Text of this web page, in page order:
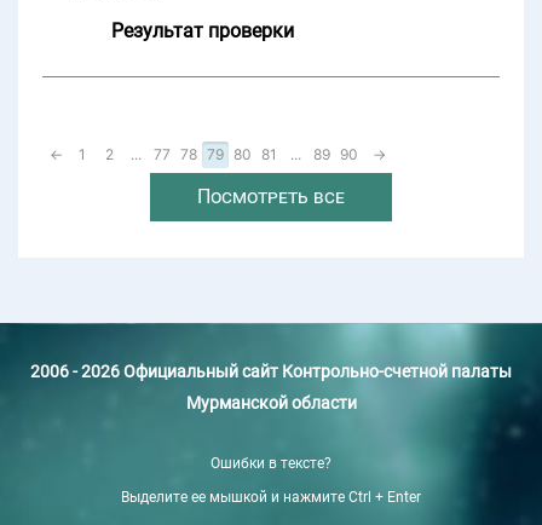
Результат проверки
← 1 2 ... 77 78 79 80 81 ... 89 90 →
Посмотреть все
2006 - 2026 Официальный сайт Контрольно-счетной палаты
Мурманской области
Ошибки в тексте?
Выделите ее мышкой и нажмите Ctrl + Enter